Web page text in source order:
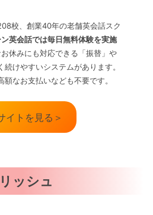
校、創業40年の老舗英会話スク
英会話では毎日無料体験を実施
お休みにも対応できる「振替」や
続けやすいシステムがあります。
額なお支払いなども不要です。
イトを見る＞
ッシュ